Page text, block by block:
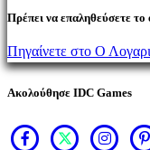
Πρέπει να επαληθεύσετε
Πηγαίνετε στο Ο
Ακολούθησε IDC Games